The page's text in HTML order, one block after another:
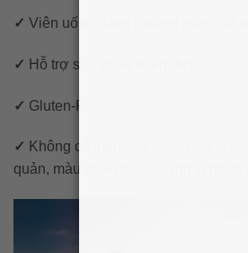
✓ Viên uống dạng Softgel mềm, dễ
✓ Hỗ trợ sức khỏe miễn dịch.
✓ Gluten-Free.
✓ Không có men, lúa mì, sữa,
quản, màu nhân tạo, hương vị nhân